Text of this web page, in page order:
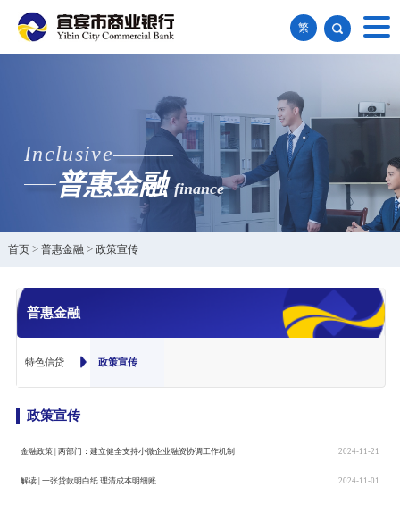
繁
Inclusive
普惠金融 finance
首页> 普惠金融> 政策宣传
普惠金融
特色信贷 政策宣传
政策宣传
金融政策 | 两部门：建立健全支持小微企业融资协调工作机制 2024-11-21
解读 | 一张贷款明白纸 理清成本明细账 2024-11-01